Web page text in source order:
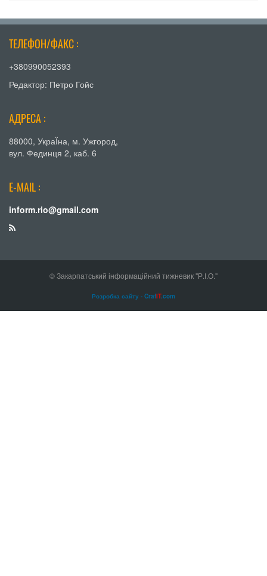
ТЕЛЕФОН/ФАКС :
+380990052393
Редактор: Петро Гойс
АДРЕСА :
88000, УкраЇна, м. Ужгород,
вул. Фединця 2, каб. 6
E-MAIL :
inform.rio@gmail.com
© Закарпатський інформаційний тижневик "Р.І.О."
Розробка сайту - CrafIT.com